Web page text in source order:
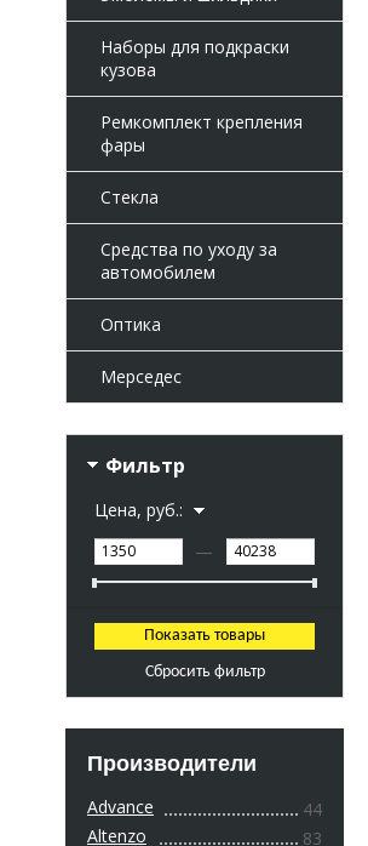
Наборы для подкраски
кузова
Ремкомплект крепления
фары
Стекла
Средства по уходу за
автомобилем
Оптика
Мерседес
Фильтр
Цена, руб.:
—
Сбросить фильтр
Производители
Advance
44
Altenzo
83